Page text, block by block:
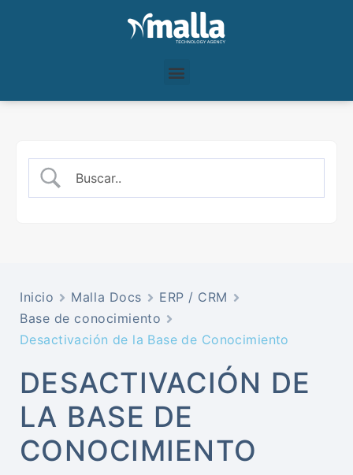
Inicio Malla Docs
ERP / CRM
Base de conocimiento
Desactivación de la Base de Conocimiento
DESACTIVACIÓN DE
LA BASE DE
CONOCIMIENTO